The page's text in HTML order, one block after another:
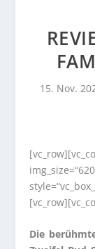
15. Nov.
Die